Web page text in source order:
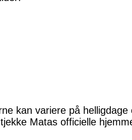
kan variere på
Matas officielle